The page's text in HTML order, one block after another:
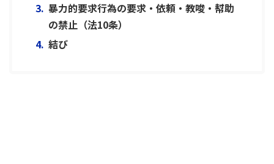
暴力的要求行為の要求・依頼・教唆・幇助
の禁止（法10条）
結び